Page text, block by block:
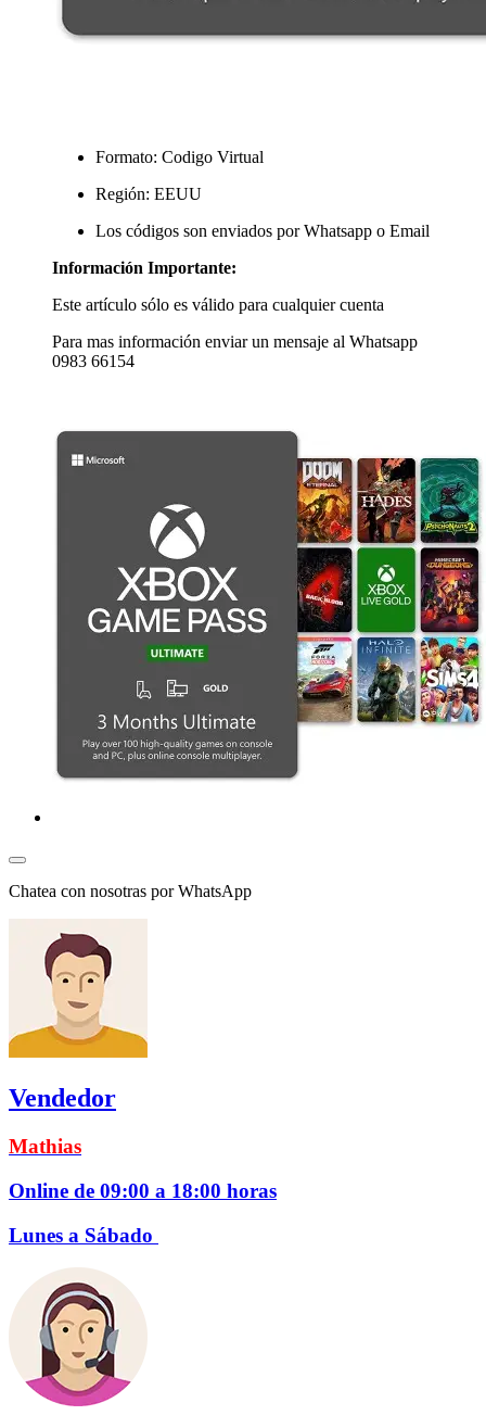
Formato: Codigo Virtual
Región: EEUU
Los códigos son enviados por Whatsapp o Email
Información Importante:
Este artículo sólo es válido para cualquier cuenta
Para mas información enviar un mensaje al Whatsapp
0983 66154
Chatea con nosotras por WhatsApp
Vendedor
Mathias
Online de 09:00 a 18:00 horas
Lunes a Sábado